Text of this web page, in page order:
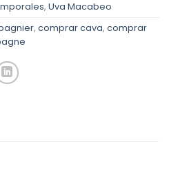
, Uva Macabeo
, comprar cava, comprar